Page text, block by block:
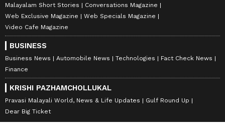
Malayalam Short Stories
Conversations Magazine
Web Exclusive Magazine
Web Specials Magazine
Video Cafe Magazine
BUSINESS
Business News Automobile News Technologies
Fact Check News
Finance
KRISHI PAZHAMCHOLLUKAL
Pravasi Malayali World, News & Life Updates
Gulf Round Up
Dear Big Ticket